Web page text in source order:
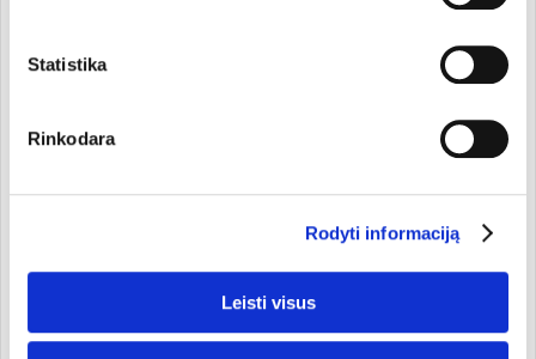
Statistika
Rinkodara
Rodyti informaciją
Leisti visus
Сертифицированный органический продукт.
Sertifikatas:
Страна бренда:
Код товара:04000010162